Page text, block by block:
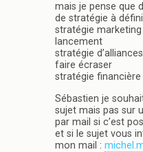
mais je pense que
de stratégie à
stratégie
lancement
stratégie
faire écraser
stratégie financière
Sébastien je
sujet mais pas sur
par mail si c’est
et si le sujet vous
mon mail :